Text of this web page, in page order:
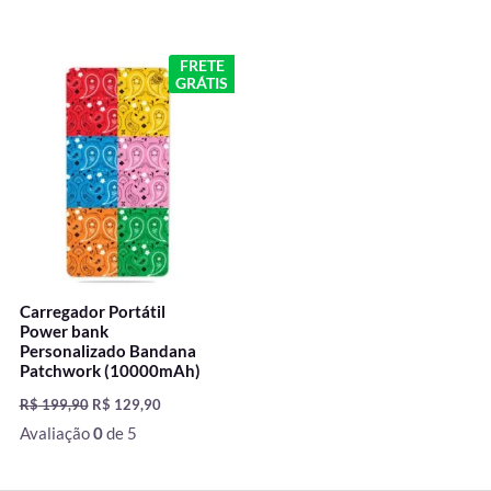
FRETE
GRÁTIS
Carregador Portátil
Power bank
Personalizado Bandana
Patchwork (10000mAh)
R$199,90
O
preço
original
era:
R$ 199,90.
R$ 129,90
O
preço
atual
é:
R$ 129,90.
Avaliação0de 5